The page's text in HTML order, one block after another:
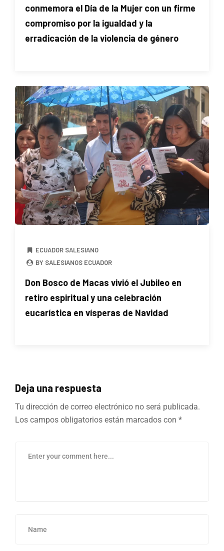
conmemora el Día de la Mujer con un firme
compromiso por la igualdad y la
erradicación de la violencia de género
ECUADOR SALESIANO
BY SALESIANOS ECUADOR
Don Bosco de Macas vivió el Jubileo en
retiro espiritual y una celebración
eucarística en vísperas de Navidad
Deja una respuesta
Tu dirección de correo electrónico no será publicada.
Los campos obligatorios están marcados con *